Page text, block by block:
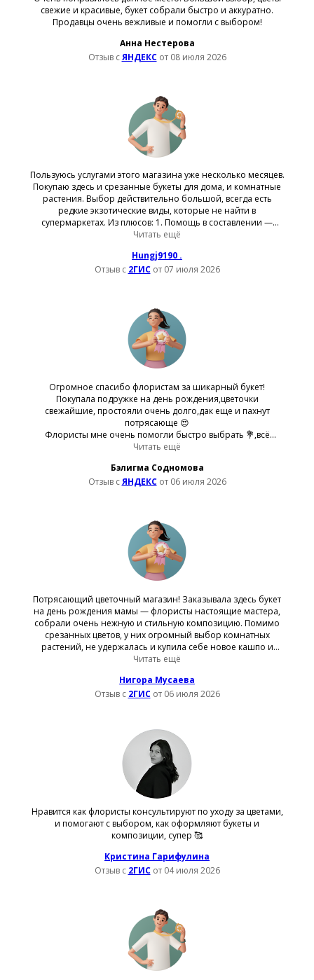
свежие и красивые, букет собрали быстро и аккуратно.
Продавцы очень вежливые и помогли с выбором!
Анна Нестерова
Отзыв сЯНДЕКС от 08 июля 2026
Пользуюсь услугами этого магазина уже несколько месяцев.
Покупаю здесь и срезанные букеты для дома, и комнатные
растения. Выбор действительно большой, всегда есть
редкие экзотические виды, которые не найти в
супермаркетах. Из плюсов: 1. Помощь в составлении —
флористы грамотно собирают букеты под любой бюджет. 2.
удобрения, красивые горшки. 3. Доставка — привозят
вовремя, цветы доезжают свежими. 4. Скидки — для
— сделали всё быстро, подобрали неприхотливые
растения. Рекомендую и как розничный, и как оптовый
магазин!
Читать ещё
Hungj9190 .
Отзыв с 2ГИС от 07 июля 2026
Огромное спасибо флористам за шикарный букет!
Покупала подружке на день рождения,цветочки
свежайшие, простояли очень долго,дак еще и пахнут
потрясающе 😍
Флористы мне очень помогли быстро выбрать 💐,всё
подсказали, оформили очень красиво. Ну и сама
Обязательно вернусь еще
Читать ещё
Бэлигма Содномова
Отзыв сЯНДЕКС от 06 июля 2026
Потрясающий цветочный магазин! Заказывала здесь букет
на день рождения мамы — флористы настоящие мастера,
собрали очень нежную и стильную композицию. Помимо
срезанных цветов, у них огромный выбор комнатных
растений, не удержалась и купила себе новое кашпо и
милую игрушку в подарок. Очень удобно, что есть доставка
возвращаться. Продавцы очень вежливые, помогли мне
сориентироваться в удобрениях для моих домашних
Читать ещё
Нигора Мусаева
Отзыв с 2ГИС от 06 июля 2026
Нравится как флористы консультируют по уходу за цветами,
и помогают с выбором, как оформляют букеты и
композиции, супер 🥰
Кристина Гарифулина
Отзыв с 2ГИС от 04 июля 2026